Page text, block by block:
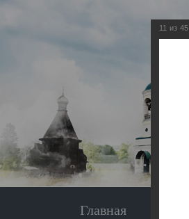
Главная
11 из 45